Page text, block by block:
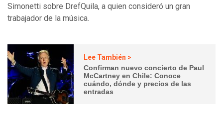
Simonetti sobre DrefQuila, a quien consideró un gran
trabajador de la música.
Lee También >
Confirman nuevo concierto de Paul
McCartney en Chile: Conoce
cuándo, dónde y precios de las
entradas